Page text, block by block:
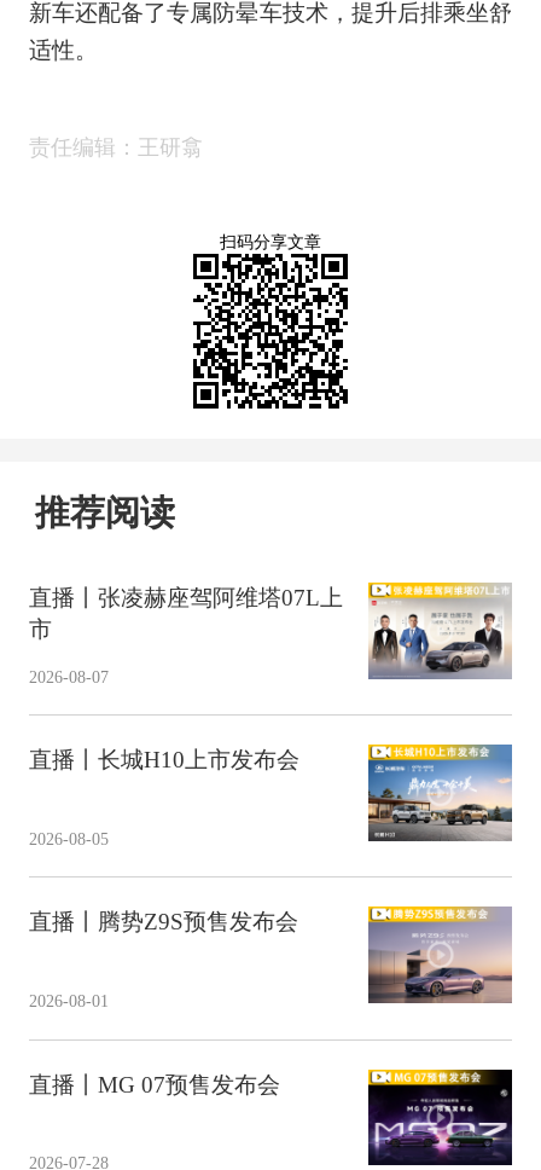
新车还配备了专属防晕车技术，提升后排乘坐舒
适性。
责任编辑：王研翕
扫码分享文章
推荐阅读
直播丨张凌赫座驾阿维塔07L上
市
2026-08-07
直播丨长城H10上市发布会
2026-08-05
直播丨腾势Z9S预售发布会
2026-08-01
直播丨MG 07预售发布会
2026-07-28